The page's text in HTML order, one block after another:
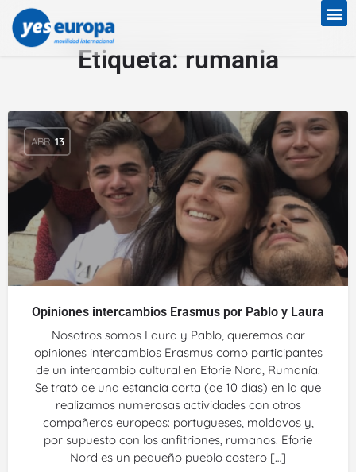
Etiqueta:rumania
ABR 13
Opiniones intercambios Erasmus por Pablo y Laura
Nosotros somos Laura y Pablo, queremos dar
opiniones intercambios Erasmus como participantes
de un intercambio cultural en Eforie Nord, Rumanía.
Se trató de una estancia corta (de 10 días) en la que
realizamos numerosas actividades con otros
compañeros europeos: portugueses, moldavos y,
por supuesto con los anfitriones, rumanos. Eforie
Nord es un pequeño pueblo costero […]